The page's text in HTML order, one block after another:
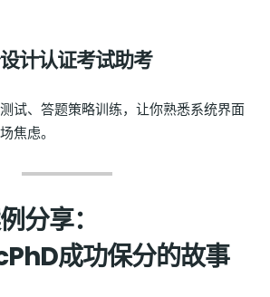
计认证考试助考
试、答题策略训练，让你熟悉系统界面
焦虑。
分享：
成功保分的故事